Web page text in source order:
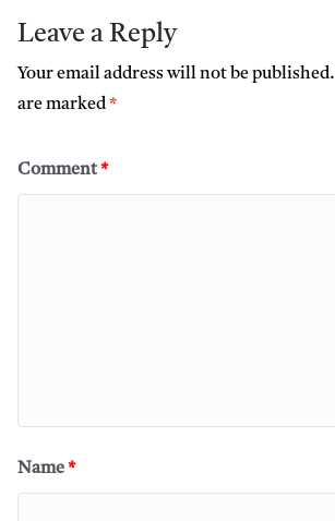
Leave a Reply
Your email address will not be published.
are marked*
Comment*
Name*